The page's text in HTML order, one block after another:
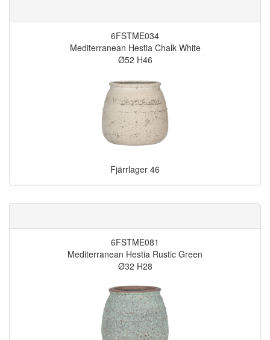
6FSTME034
Mediterranean Hestia Chalk White
Ø52 H46
Fjärrlager 46
6FSTME081
Mediterranean Hestia Rustic Green
Ø32 H28